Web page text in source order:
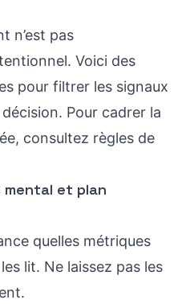
n’est pas
Voici des
pour filtrer les signaux
Pour cadrer la
consultez règles de
mental et plan
quelles métriques
lit. Ne laissez pas les